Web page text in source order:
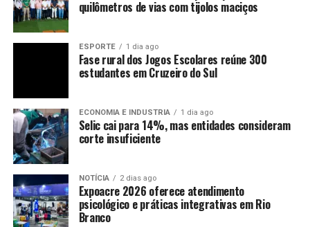
quilômetros de vias com tijolos maciços
ESPORTE 1 dia ago
Fase rural dos Jogos Escolares reúne 300
estudantes em Cruzeiro do Sul
ECONOMIA E INDUSTRIA 1 dia ago
Selic cai para 14%, mas entidades consideram
corte insuficiente
NOTÍCIA 2 dias ago
Expoacre 2026 oferece atendimento
psicológico e práticas integrativas em Rio
Branco